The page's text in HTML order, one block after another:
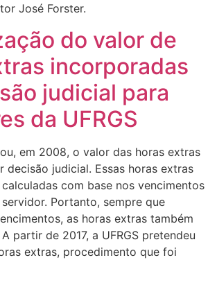
José Forster.
do valor de
incorporadas
judicial para
da UFRGS
em 2008, o valor das horas extras
decisão judicial. Essas horas extras
com base nos vencimentos
Portanto, sempre que
as horas extras também
partir de 2017, a UFRGS pretendeu
extras, procedimento que foi